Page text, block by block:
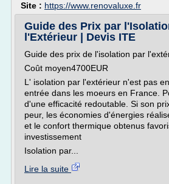
Site : https://www.renovaluxe.fr
Guide des Prix par
l'Extérieur | Devis ITE
Guide des prix de l'isolation par
Coût moyen4700EUR
L' isolation par l'extérieur n'est pas
entrée dans les moeurs en France.
d'une efficacité redoutable. Si son
peur, les économies d'énergies
et le confort thermique obtenus
investissement
Isolation par...
Lire la suite